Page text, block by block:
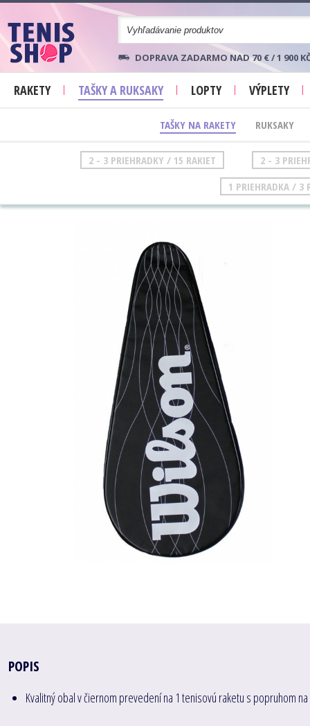
RAKETY TAŠKY A RUKSAKY LOPTY VÝPLETY
TAŠKY NA RAKETY RUKSAKY
2 - 3 PRIEHRADKY / 15 RAKIET
2 - 3
1 PRIEHRADKA / 3
DOPRAVA ZADARMO NAD 70 € / 1 900
POPIS
Kvalitný obal v čiernom prevedení na 1 tenisovú raketu s popruhom